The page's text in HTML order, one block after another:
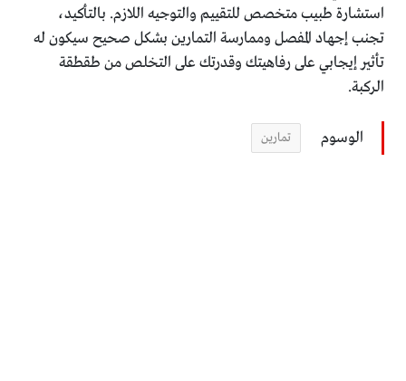
استشارة طبيب متخصص للتقييم والتوجيه اللازم. بالتأكيد،
تجنب إجهاد المفصل وممارسة التمارين بشكل صحيح سيكون له
تأثير إيجابي على رفاهيتك وقدرتك على التخلص من طقطقة
الركبة.
الوسوم تمارين